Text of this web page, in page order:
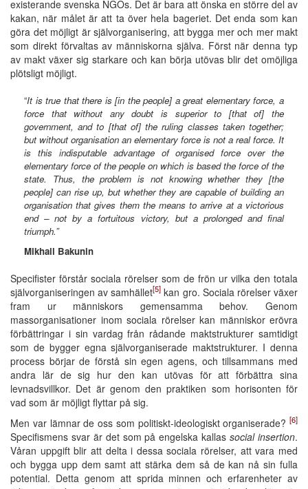
existerande svenska NGOs. Det är bara att önska en större del av
kakan, när målet är att ta över hela bageriet. Det enda som kan
göra det möjligt är självorganisering, att bygga mer och mer makt
som direkt förvaltas av människorna själva. Först när denna typ
av makt växer sig starkare och kan börja utövas blir det omöjliga
plötsligt möjligt.
“It is true that there is [in the people] a great elementary force, a
force that without any doubt is superior to [that of] the
government, and to [that of] the ruling classes taken together;
but without organisation an elementary force is not a real force. It
is this indisputable advantage of organised force over the
elementary force of the people on which is based the force of the
state. Thus, the problem is not knowing whether they [the
people] can rise up, but whether they are capable of building an
organisation that gives them the means to arrive at a victorious
end – not by a fortuitous victory, but a prolonged and final
triumph.”
Mikhail Bakunin
Specifister förstår sociala rörelser som de frön ur vilka den totala
självorganiseringen av samhället[5] kan gro. Sociala rörelser växer
fram ur människors gemensamma behov. Genom
massorganisationer inom sociala rörelser kan människor erövra
förbättringar i sin vardag från rådande maktstrukturer samtidigt
som de bygger egna självorganiserade maktstrukturer. I denna
process börjar de förstå sin egen agens, och tillsammans med
andra lär de sig hur den kan utövas för att förbättra sina
levnadsvillkor. Det är genom den praktiken som horisonten för
vad som är möjligt flyttar på sig.
Men var lämnar de oss som politiskt-ideologiskt organiserade? [6]
Specifismens svar är det som på engelska kallassocial insertion.
Våran uppgift blir att delta i dessa sociala rörelser, att vara med
och bygga upp dem samt att stärka dem så de kan nå sin fulla
potential. Detta genom att sprida minnen och erfarenheter av